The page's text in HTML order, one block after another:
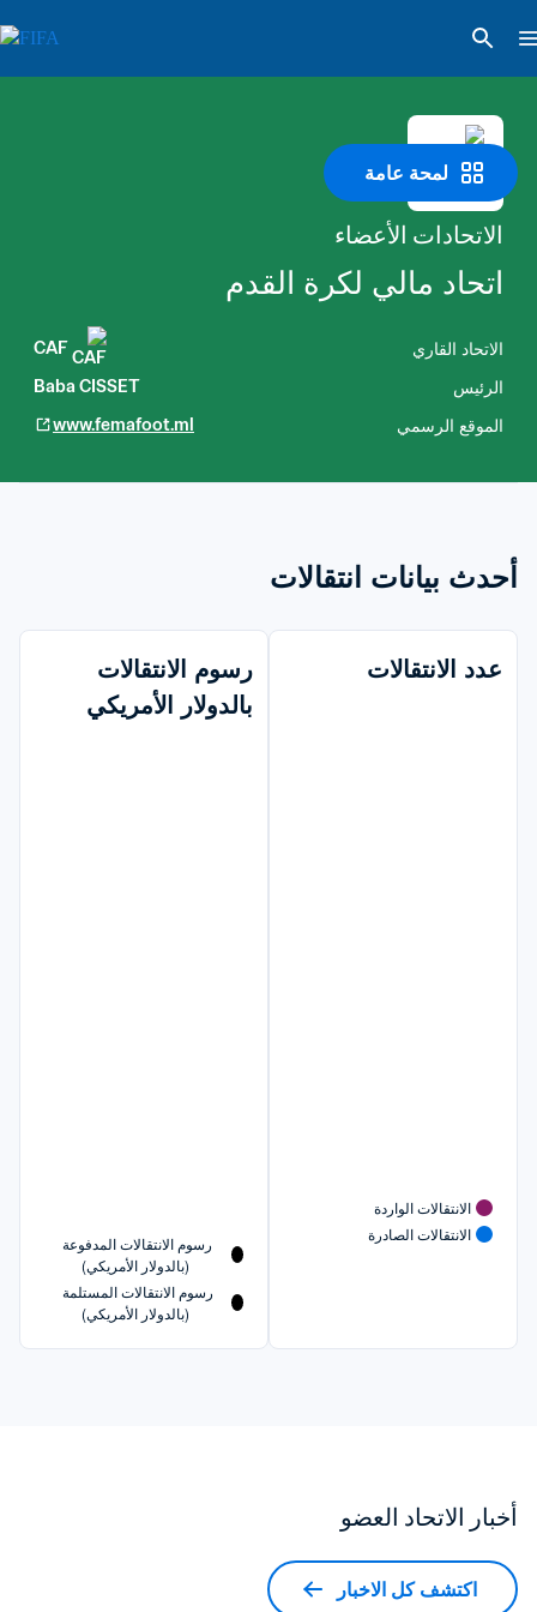
لمحة عامة
الاتحادات الأعضاء
اتحاد مالي لكرة القدم
الاتحاد القاري CAF
الرئيس Baba CISSET
الموقع الرسمي www.femafoot.ml
أحدث بيانات انتقالات
عدد الانتقالات
الانتقالات الواردة
الانتقالات الصادرة
بالدولار الأمريكي
رسوم الانتقالات المدفوعة
(بالدولار الأمريكي)
(بالدولار الأمريكي)
أخبار الاتحاد العضو
اكتشف كل الاخبار